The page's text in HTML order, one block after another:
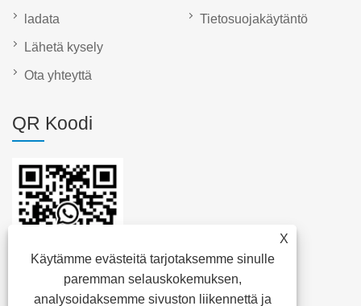
X
Käytämme evästeitä tarjotaksemme sinulle
paremman selauskokemuksen,
analysoidaksemme sivuston liikennettä ja
ladata
Lähetä kysely
Ota yhteyttä
Tietosuojakäytäntö
QR Koodi